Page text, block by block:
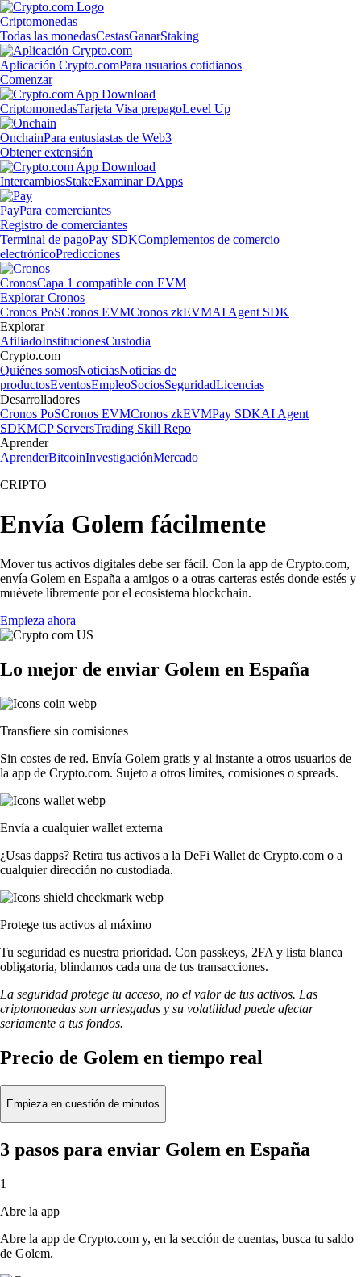
Criptomonedas
Todas las monedasCestasGanarStaking
Aplicación Crypto.comPara usuarios cotidianos
Comenzar
CriptomonedasTarjeta Visa prepagoLevel Up
OnchainPara entusiastas de Web3
Obtener extensión
IntercambiosStakeExaminar DApps
PayPara comerciantes
Registro de comerciantes
Terminal de pagoPay SDKComplementos de comercio
electrónicoPredicciones
CronosCapa 1 compatible con EVM
Explorar Cronos
Cronos PoSCronos EVMCronos zkEVMAI Agent SDK
Explorar
AfiliadoInstitucionesCustodia
Crypto.com
Quiénes somosNoticiasNoticias de
productosEventosEmpleoSociosSeguridadLicencias
Desarrolladores
Cronos PoSCronos EVMCronos zkEVMPay SDKAI Agent
SDKMCP ServersTrading Skill Repo
Aprender
AprenderBitcoinInvestigaciónMercado
CRIPTO
Envía Golem fácilmente
Mover tus activos digitales debe ser fácil. Con la app de Crypto.com,
envía Golem en España a amigos o a otras carteras estés donde estés y
muévete libremente por el ecosistema blockchain.
Empieza ahora
Lo mejor de enviar Golem en España
Transfiere sin comisiones
Sin costes de red. Envía Golem gratis y al instante a otros usuarios de
la app de Crypto.com. Sujeto a otros límites, comisiones o spreads.
Envía a cualquier wallet externa
¿Usas dapps? Retira tus activos a la DeFi Wallet de Crypto.com o a
cualquier dirección no custodiada.
Protege tus activos al máximo
Tu seguridad es nuestra prioridad. Con passkeys, 2FA y lista blanca
obligatoria, blindamos cada una de tus transacciones.
La seguridad protege tu acceso, no el valor de tus activos. Las
criptomonedas son arriesgadas y su volatilidad puede afectar
seriamente a tus fondos.
Precio de Golem en tiempo real
Empieza en cuestión de minutos
3 pasos para enviar Golem en España
1
Abre la app
Abre la app de Crypto.com y, en la sección de cuentas, busca tu saldo
de Golem.